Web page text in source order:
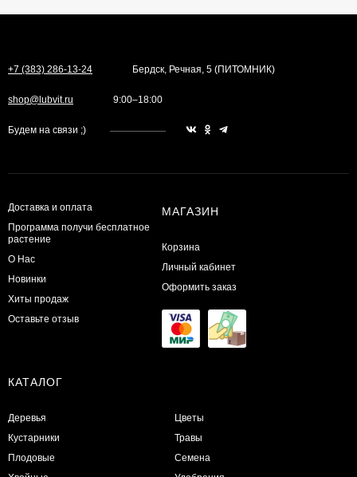
+7 (383) 286-13-24 Бердск, Речная, 5 (ПИТОМНИК)
shop@lubvit.ru 9:00–18:00
Будем на связи ;)
Доставка и оплата
Программа получи бесплатное
растение
О Нас
Новинки
Хиты продаж
Оставьте отзыв
МАГАЗИН
Корзина
Личный кабинет
Оформить заказ
КАТАЛОГ
Деревья
Кустарники
Плодовые
Цветы
Травы
Семена